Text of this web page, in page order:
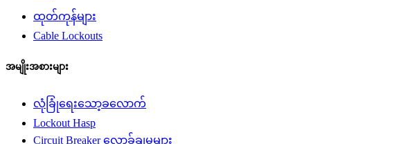
ထုတ်ကုန်များ
Cable Lockouts
အမျိုးအစားများ
လုံခြုံရေးသော့ခလောက်
Lockout Hasp
Circuit Breaker လော့ခ်ချမှုများ